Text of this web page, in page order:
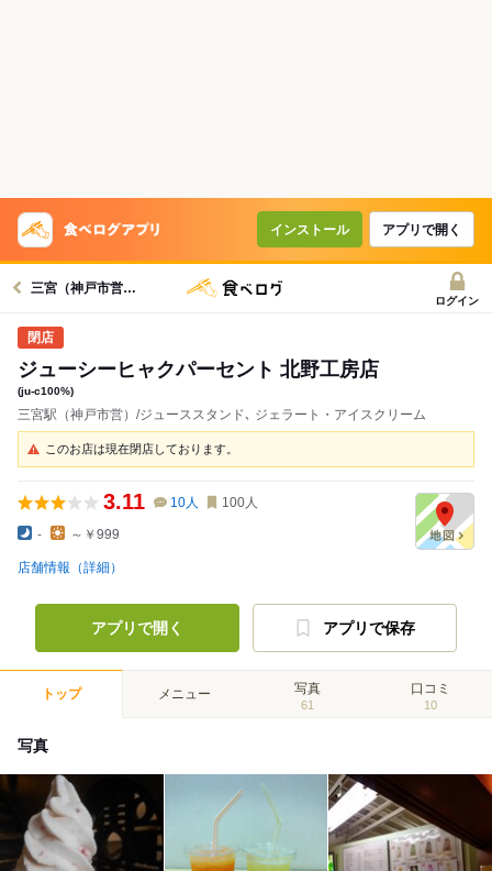
インストール アプリで開く
三宮（神戸市営）駅グルメへ
ログイン
ジューシーヒャクパーセント 北野工房店
(ju-c100%)
三宮駅（神戸市営）/ジューススタンド､ ジェラート・アイスクリーム
このお店は現在閉店しております。
3.11 10人 100人
- ～￥999
店舗情報（詳細）
アプリで開く アプリで保存
トップ メニュー 写真
61
口コミ
10
写真